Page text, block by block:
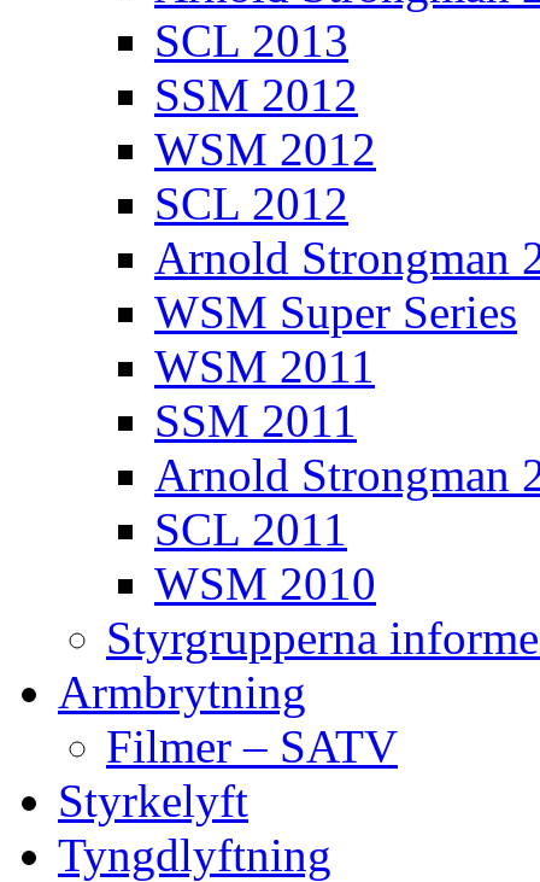
SCL 2013
SSM 2012
WSM 2012
SCL 2012
Arnold Strongman
WSM Super Series
WSM 2011
SSM 2011
Arnold Strongman
SCL 2011
WSM 2010
Styrgrupperna
Armbrytning
Filmer – SATV
Styrkelyft
Tyngdlyftning